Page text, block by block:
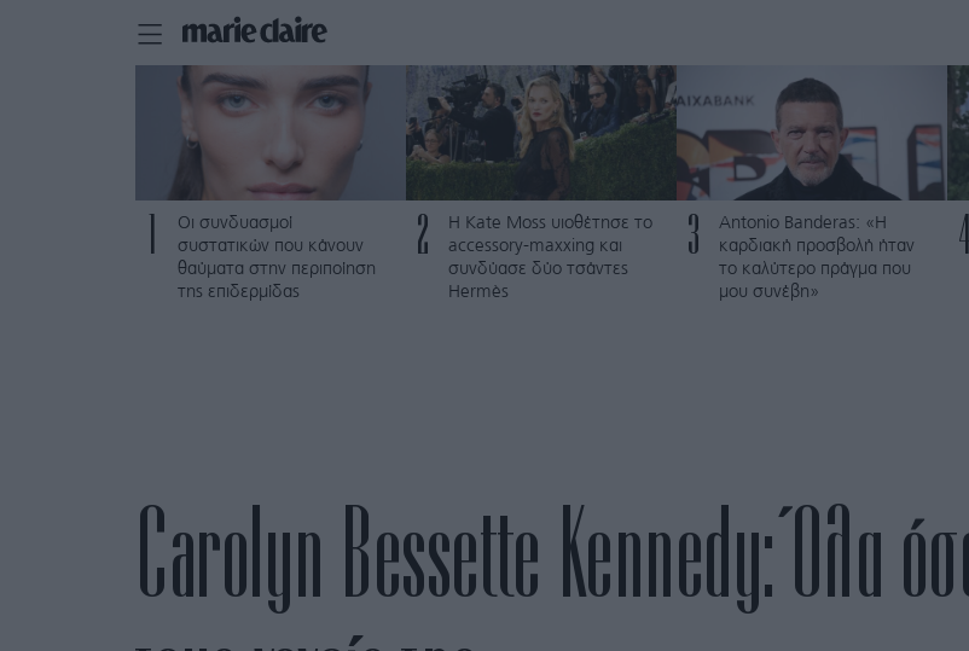
Οι συνδυασμοί
συστατικών που κάνουν
θαύματα στην περιποίηση
της επιδερμίδας
2
Η Kate Moss υιοθέτησε τo
accessory-maxxing και
συνδύασε δύο τσάντες
Hermès
3
Antonio Banderas: «Η
καρδιακή προσβολή ήταν
το καλύτερο πράγμα που
μου συνέβη»
4
Carolyn Bessette Kennedy: Όλα